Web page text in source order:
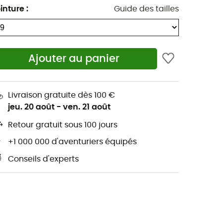
: Guide des tailles
Ajouter au panier
Livraison gratuite dès 100 €
jeu. 20 août - ven. 21 août
Retour gratuit sous 100 jours
+1 000 000 d'aventuriers équipés
Conseils d'experts